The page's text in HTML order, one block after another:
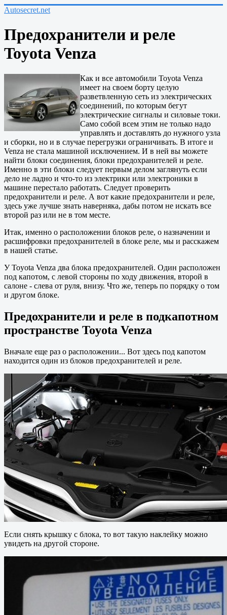
Autosecret.net
Предохранители и реле
Toyota Venza
Как и все автомобили Toyota Venza
имеет на своем борту целую
разветвленную сеть из электрических
соединений, по которым бегут
электрические сигналы и силовые токи.
Само собой всем этим не только надо
управлять и доставлять до нужного узла
и сборки, но и в случае перегрузки ограничивать. В итоге и
Venza не стала машиной исключением. И в ней вы можете
найти блоки соединения, блоки предохранителей и реле.
Именно в эти блоки следует первым делом заглянуть если
дело не ладно и что-то из электрики или электроники в
машине перестало работать. Следует проверить
предохранители и реле. А вот какие предохранители и реле,
здесь уже лучше знать наверняка, дабы потом не искать все
второй раз или не в том месте.
Итак, именно о расположении блоков реле, о назначении и
расшифровки предохранителей в блоке реле, мы и расскажем
в нашей статье.
У Toyota Venza два блока предохранителей. Один расположен
под капотом, с левой стороны по ходу движения, второй в
салоне - слева от руля, внизу. Что же, теперь по порядку о том
и другом блоке.
Предохранители и реле в подкапотном
пространстве Toyota Venza
Вначале еще раз о расположении... Вот здесь под капотом
находится один из блоков предохранителей и реле.
Если снять крышку с блока, то вот такую наклейку можно
увидеть на другой стороне.